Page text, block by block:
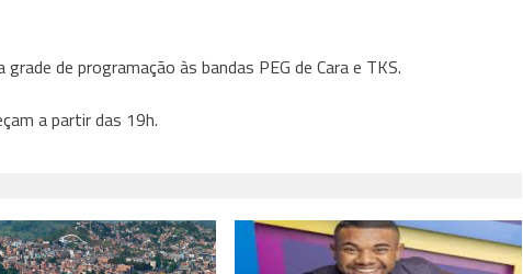
de programação às bandas PEG de Cara e TKS.
a partir das 19h.